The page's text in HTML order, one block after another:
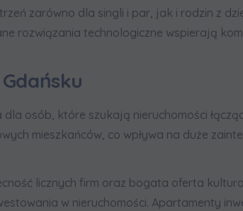
zarówno dla singli i par, jak i rodzin z
rozwiązania technologiczne wspierają
osób, które szukają nieruchomości
mieszkańców, co wpływa na duże
licznych firm oraz bogata oferta
w nieruchomości. Apartamenty